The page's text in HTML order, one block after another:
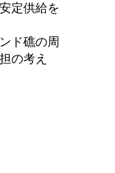
定供給を
ド礁の周
の考え